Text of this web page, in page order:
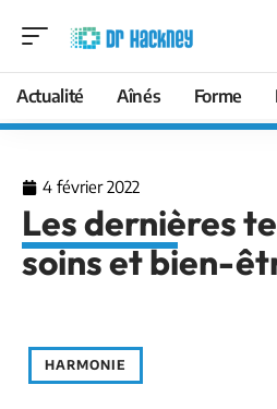
Actualité Aînés Forme
4 février 2022
Les dernières
soins et bien-
HARMONIE